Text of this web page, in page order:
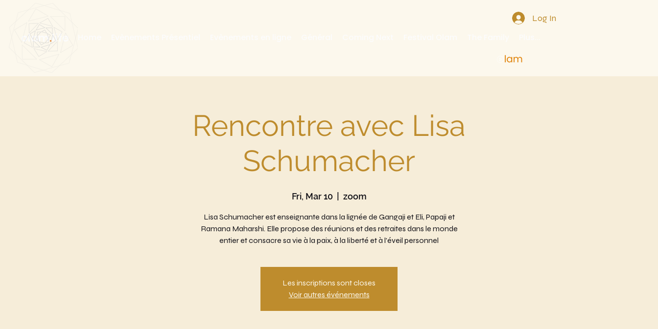
olam.life
Log In
Rencontre avec Lisa
Schumacher
Fri, Mar 10
  |
zoom
Lisa Schumacher est enseignante dans la lignée de Gangaji et Eli, Papaji et
Ramana Maharshi. Elle propose des réunions et des retraites dans le monde
entier et consacre sa vie à la paix, à la liberté et à l'éveil personnel
Les inscriptions sont closes
Voir autres événements